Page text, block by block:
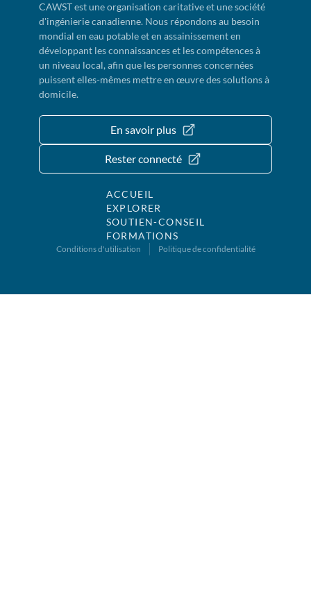
CAWST est une organisation caritative et une société
d'ingénierie canadienne. Nous répondons au besoin
mondial en eau potable et en assainissement en
développant les connaissances et les compétences à
un niveau local, afin que les personnes concernées
puissent elles-mêmes mettre en œuvre des solutions à
domicile.
En savoir plus
Rester connecté
ACCUEIL
EXPLORER
SOUTIEN-CONSEIL
FORMATIONS
Conditions d'utilisation Politique de confidentialité